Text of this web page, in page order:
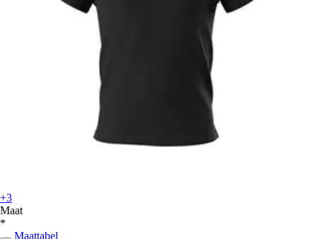
+3
Maat
*
Maattabel